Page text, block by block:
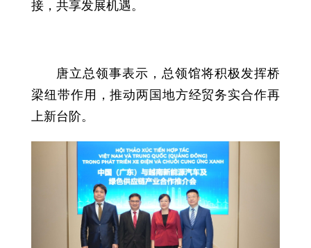
接，共享发展机遇。
唐立总领事表示，总领馆将积极发挥桥
梁纽带作用，推动两国地方经贸务实合作再
上新台阶。